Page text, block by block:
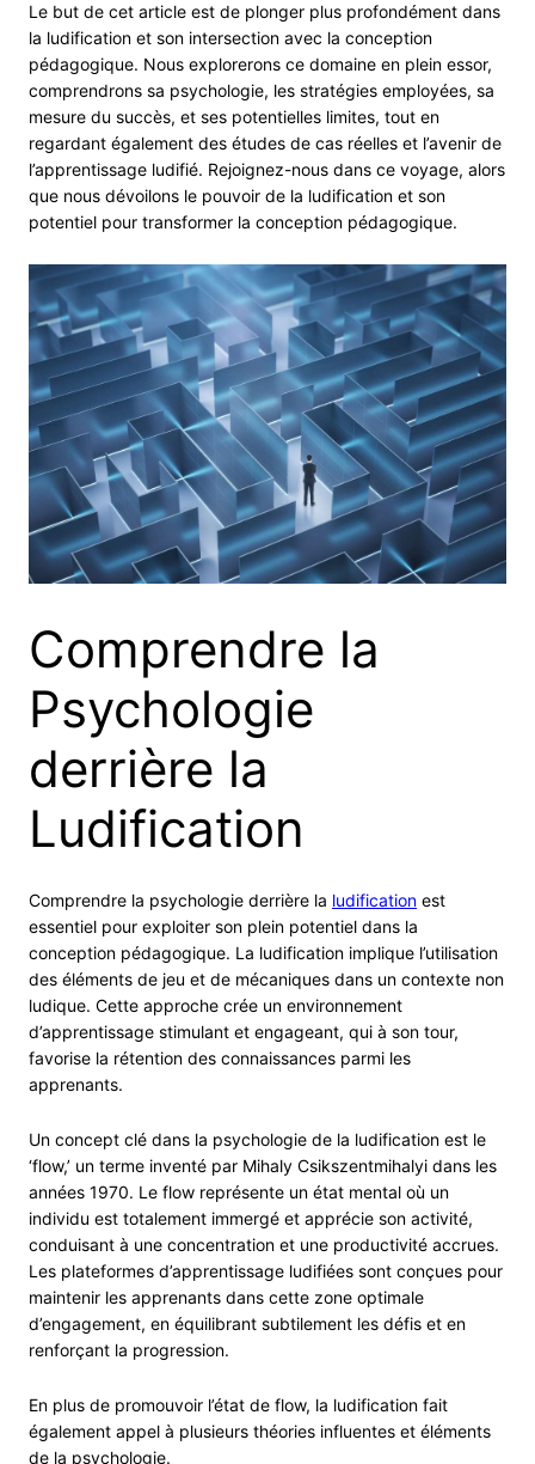
Le but de cet article est de plonger plus profondément dans
la ludification et son intersection avec la conception
pédagogique. Nous explorerons ce domaine en plein essor,
comprendrons sa psychologie, les stratégies employées, sa
mesure du succès, et ses potentielles limites, tout en
regardant également des études de cas réelles et l’avenir de
l’apprentissage ludifié. Rejoignez-nous dans ce voyage, alors
que nous dévoilons le pouvoir de la ludification et son
potentiel pour transformer la conception pédagogique.
Comprendre la
Psychologie
derrière la
Ludification
Comprendre la psychologie derrière la ludification est
essentiel pour exploiter son plein potentiel dans la
conception pédagogique. La ludification implique l’utilisation
des éléments de jeu et de mécaniques dans un contexte non
ludique. Cette approche crée un environnement
d’apprentissage stimulant et engageant, qui à son tour,
favorise la rétention des connaissances parmi les
apprenants.
Un concept clé dans la psychologie de la ludification est le
‘flow,’ un terme inventé par Mihaly Csikszentmihalyi dans les
années 1970. Le flow représente un état mental où un
individu est totalement immergé et apprécie son activité,
conduisant à une concentration et une productivité accrues.
Les plateformes d’apprentissage ludifiées sont conçues pour
maintenir les apprenants dans cette zone optimale
d’engagement, en équilibrant subtilement les défis et en
renforçant la progression.
En plus de promouvoir l’état de flow, la ludification fait
également appel à plusieurs théories influentes et éléments
de la psychologie.